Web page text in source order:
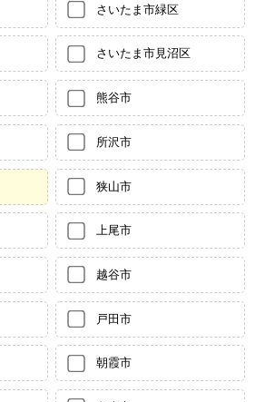
さいたま市緑区
さいたま市見沼区
熊谷市
所沢市
狭山市
上尾市
越谷市
戸田市
朝霞市